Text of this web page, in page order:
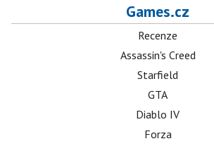
Games.cz
Recenze
Assassin's Creed
Starfield
GTA
Diablo IV
Forza